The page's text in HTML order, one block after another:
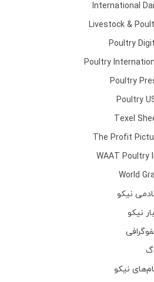
International
Livestock &
Poultry
Poultry
Poultry
Poultry
Texel
The Profit
WAAT Poultry
World
نیکو
نیکو
نیکو